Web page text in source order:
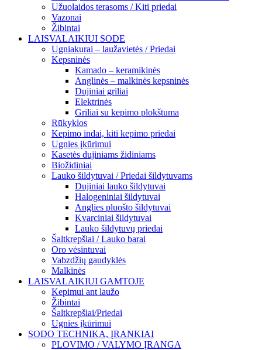
Užuolaidos terasoms / Kiti priedai
Vazonai
Žibintai
LAISVALAIKIUI SODE
Ugniakurai – laužavietės / Priedai
Kepsninės
Kamado – keramikinės
Anglinės – malkinės kepsninės
Dujiniai griliai
Elektrinės
Griliai su kepimo plokštuma
Rūkyklos
Kepimo indai, kiti kepimo priedai
Ugnies įkūrimui
Kasetės dujiniams židiniams
Biožidiniai
Lauko šildytuvai / Priedai šildytuvams
Dujiniai lauko šildytuvai
Halogeniniai šildytuvai
Anglies pluošto šildytuvai
Kvarciniai šildytuvai
Lauko šildytuvų priedai
Šaltkrepšiai / Lauko barai
Oro vėsintuvai
Vabzdžių gaudyklės
Malkinės
LAISVALAIKIUI GAMTOJE
Kepimui ant laužo
Žibintai
Šaltkrepšiai/Priedai
Ugnies įkūrimui
SODO TECHNIKA, ĮRANKIAI
PLOVIMO / VALYMO ĮRANGA